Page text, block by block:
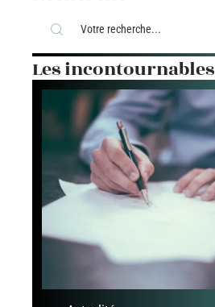
Les incontournables